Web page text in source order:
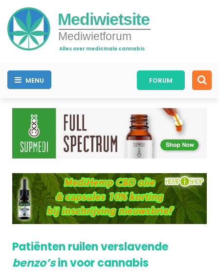
Mediwietsite
Mediwietforum
Alles over medicinale cannabis
MENU FORUM
Patiënten ruilen verslavende
benzo’sin voor cannabis